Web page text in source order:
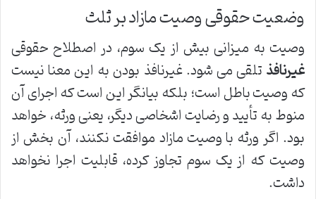
وضعیت حقوقی وصیت مازاد بر ثلث
وصیت به میزانی بیش از یک سوم، در اصطلاح حقوقی
غیرنافذتلقی می شود. غیرنافذ بودن به این معنا نیست
که وصیت باطل است؛ بلکه بیانگر این است که اجرای آن
منوط به تأیید و رضایت اشخاصی دیگر، یعنی ورثه، خواهد
بود. اگر ورثه با وصیت مازاد موافقت نکنند، آن بخش از
وصیت که از یک سوم تجاوز کرده، قابلیت اجرا نخواهد
داشت.